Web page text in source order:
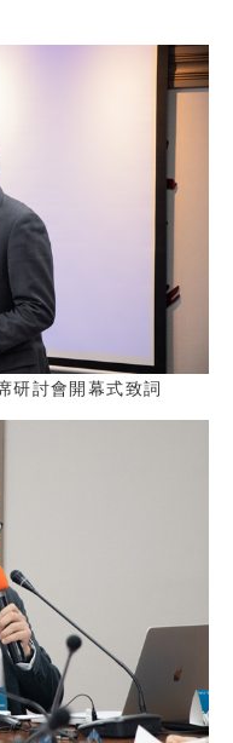
研討會開幕式致詞